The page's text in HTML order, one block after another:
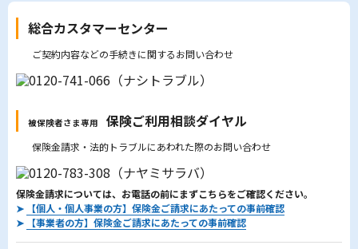
総合カスタマーセンター
ご契約内容などの手続きに関するお問い合わせ
被保険者さま専用 保険ご利用相談ダイヤル
保険金請求・法的トラブルにあわれた際のお問い合わせ
保険金請求については、お電話の前にまずこちらをご確認ください。
➤
【個人・個人事業の方】保険金ご請求にあたっての事前確認
➤
【事業者の方】保険金ご請求にあたっての事前確認